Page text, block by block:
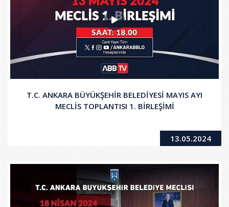
T.C. ANKARA BÜYÜKŞEHİR BELEDİYESİ MAYIS AYI
MECLİS TOPLANTISI 1. BİRLEŞİMİ
13.05.2024